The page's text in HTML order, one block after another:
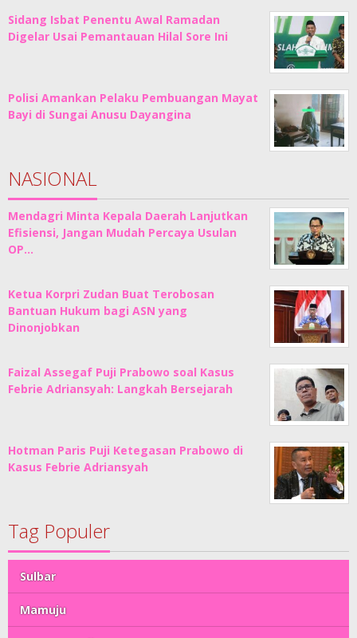
Sidang Isbat Penentu Awal Ramadan
Digelar Usai Pemantauan Hilal Sore Ini
Polisi Amankan Pelaku Pembuangan Mayat
Bayi di Sungai Anusu Dayangina
NASIONAL
Mendagri Minta Kepala Daerah Lanjutkan
Efisiensi, Jangan Mudah Percaya Usulan
OP…
Ketua Korpri Zudan Buat Terobosan
Bantuan Hukum bagi ASN yang
Dinonjobkan
Faizal Assegaf Puji Prabowo soal Kasus
Febrie Adriansyah: Langkah Bersejarah
Hotman Paris Puji Ketegasan Prabowo di
Kasus Febrie Adriansyah
Tag Populer
Sulbar
Mamuju